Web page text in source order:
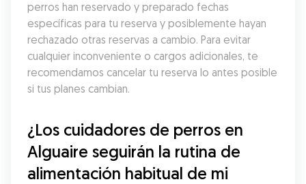
perros han reservado y preparado fechas
específicas para tu reserva y posiblemente hayan
rechazado otras reservas a cambio. Para evitar
cualquier inconveniente o cargos adicionales, te
recomendamos cancelar tu reserva lo antes posible
si tus planes cambian.
¿Los cuidadores de perros en
Alguaire seguirán la rutina de
alimentación habitual de mi